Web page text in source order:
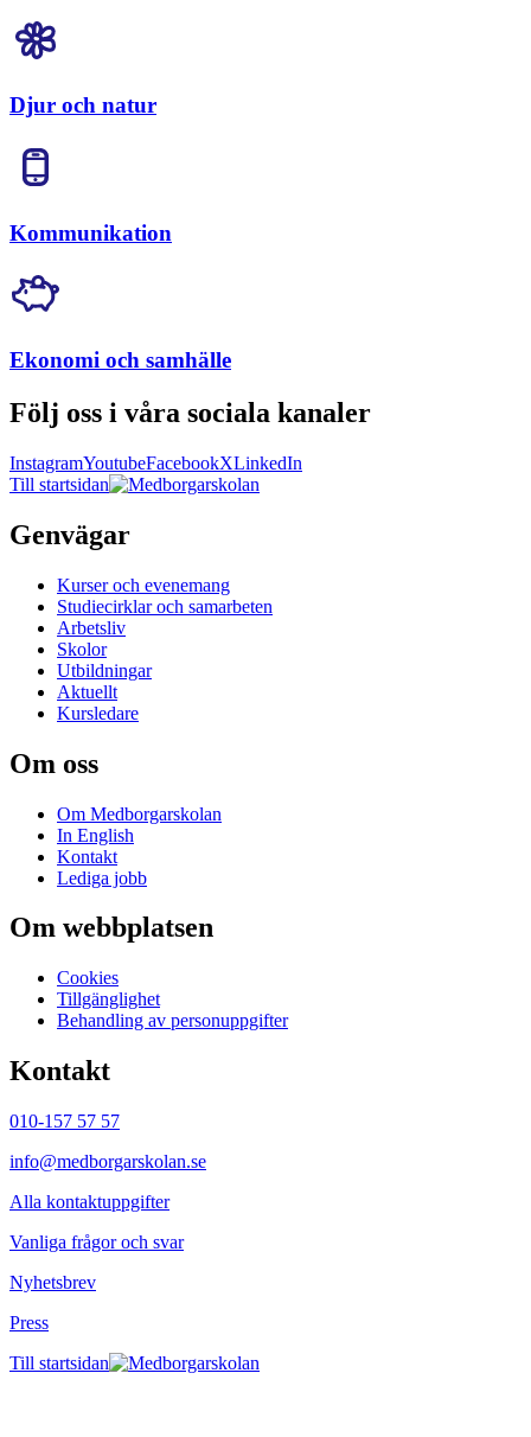
Djur och natur
Kommunikation
Ekonomi och samhälle
Följ oss i våra sociala kanaler
InstagramYoutubeFacebookXLinkedIn
Till startsidan
Genvägar
Kurser och evenemang
Studiecirklar och samarbeten
Arbetsliv
Skolor
Utbildningar
Aktuellt
Kursledare
Om oss
Om Medborgarskolan
In English
Kontakt
Lediga jobb
Om webbplatsen
Cookies
Tillgänglighet
Behandling av personuppgifter
Kontakt
010-157 57 57
info@medborgarskolan.se
Alla kontaktuppgifter
Vanliga frågor och svar
Nyhetsbrev
Press
Till startsidan